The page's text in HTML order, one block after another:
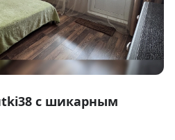
с шикарным